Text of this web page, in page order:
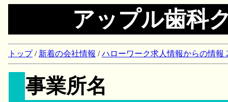
アップル歯科
トップ/ 新着の会社情報 /ハローワーク求人情報からの情報
事業所名